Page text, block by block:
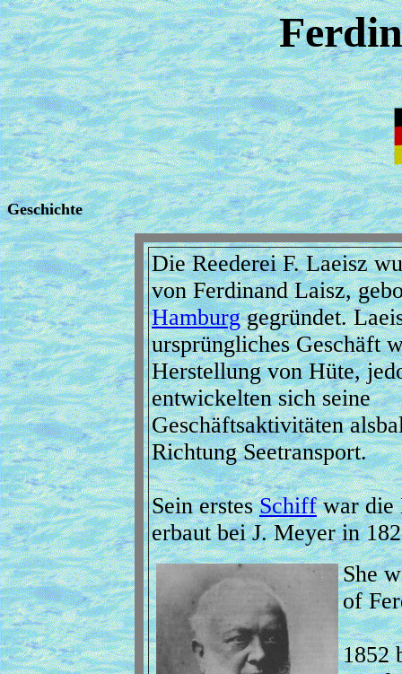
Geschichte
Die Reederei F. Laeisz
von Ferdinand Laisz,
Hamburggegründet.
ursprüngliches Geschäft
Herstellung von Hüte,
entwickelten sich seine
Geschäftsaktivitäten
Richtung Seetransport.
Sein erstesSchiffwar die
erbaut bei J. Meyer in
She
of
1852